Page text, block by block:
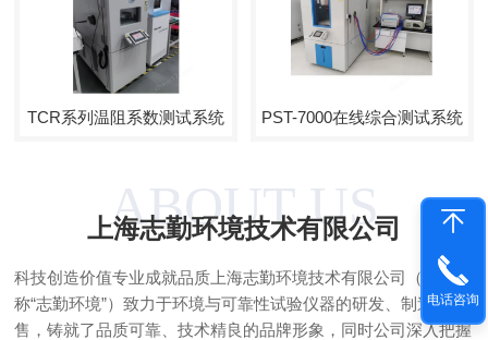
TCR系列温阻系数测试系统 PST-7000在线综合测试系统
ABOUT US
上海志勤环境技术有限公司
科技创造价值专业成就品质上海志勤环境技术有限公司（简
称“志勤环境”）致力于环境与可靠性试验仪器的研发、制造和销
售，铸就了品质可靠、技术精良的品牌形象，同时公司深入把握
电话咨询